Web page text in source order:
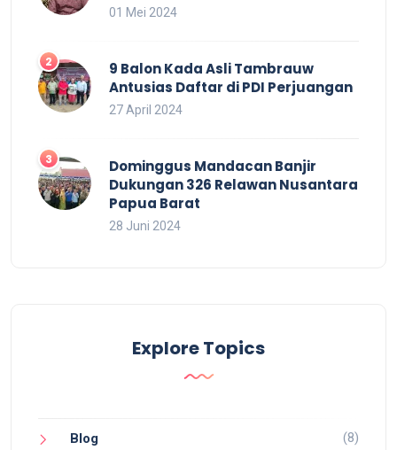
01 Mei 2024
9 Balon Kada Asli Tambrauw
Antusias Daftar di PDI Perjuangan
27 April 2024
Dominggus Mandacan Banjir
Dukungan 326 Relawan Nusantara
Papua Barat
28 Juni 2024
Explore Topics
Blog (8)